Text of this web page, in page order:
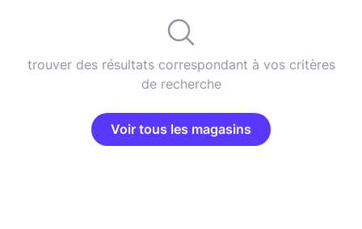
trouver des résultats correspondant à vos critères
de recherche
Voir tous les magasins